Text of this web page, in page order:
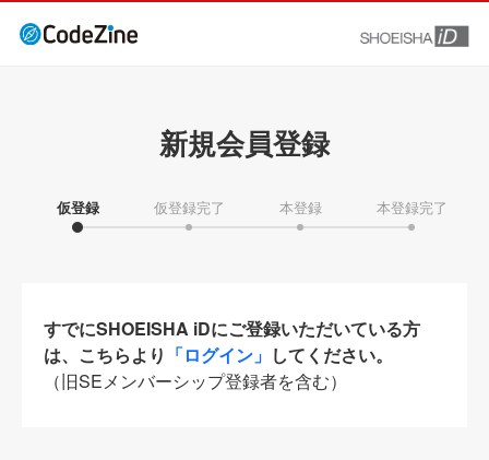
新規会員登録
仮登録 仮登録完了 本登録 本登録完了
すでにSHOEISHA iDにご登録いただいている方
は、こちらより 「ログイン」 してください。
（旧SEメンバーシップ登録者を含む）